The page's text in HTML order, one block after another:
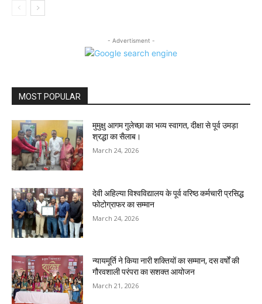
- Advertisment -
MOST POPULAR
मुमुक्षु आगम गुलेच्छा का भव्य स्वागत, दीक्षा से पूर्व उमड़ा
श्रद्धा का सैलाब।
March 24, 2026
देवी अहिल्या विश्वविद्यालय के पूर्व वरिष्ठ कर्मचारी प्रसिद्ध
फोटोग्राफर का सम्मान
March 24, 2026
न्यायमूर्ति ने किया नारी शक्तियों का सम्मान, दस वर्षों की
गौरवशाली परंपरा का सशक्त आयोजन
March 21, 2026